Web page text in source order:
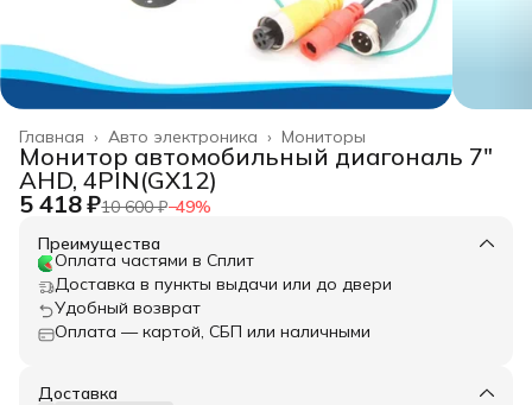
Мониторы
Авто электроника ›
Главная ›
Монитор автомобильный диагональ 7"
AHD, 4PIN(GX12)
5 418 ₽10 600 ₽−49%
Преимущества
Оплата частями в Сплит
Доставка в пункты выдачи или до двери
Удобный возврат
Оплата — картой, СБП или наличными
Доставка